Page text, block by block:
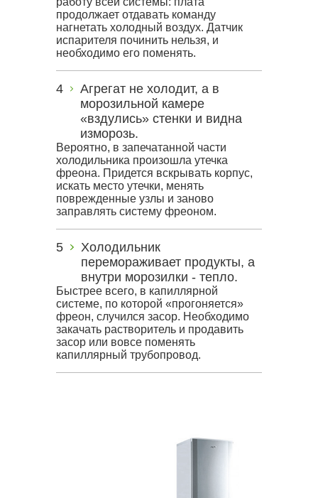
продолжает отдавать команду
нагнетать холодный воздух. Датчик
испарителя починить нельзя, и
необходимо его поменять.
Агрегат не холодит, а в
морозильной камере
«вздулись» стенки и видна
изморозь.
Вероятно, в запечатанной части
холодильника произошла утечка
фреона. Придется вскрывать корпус,
искать место утечки, менять
поврежденные узлы и заново
заправлять систему фреоном.
Холодильник
перемораживает продукты, а
внутри морозилки - тепло.
Быстрее всего, в капиллярной
системе, по которой «прогоняется»
фреон, случился засор. Необходимо
закачать растворитель и продавить
засор или вовсе поменять
капиллярный трубопровод.